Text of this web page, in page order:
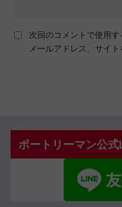
次回のコメントで使用す
メールアドレス、サイト
ボートリーマン公式